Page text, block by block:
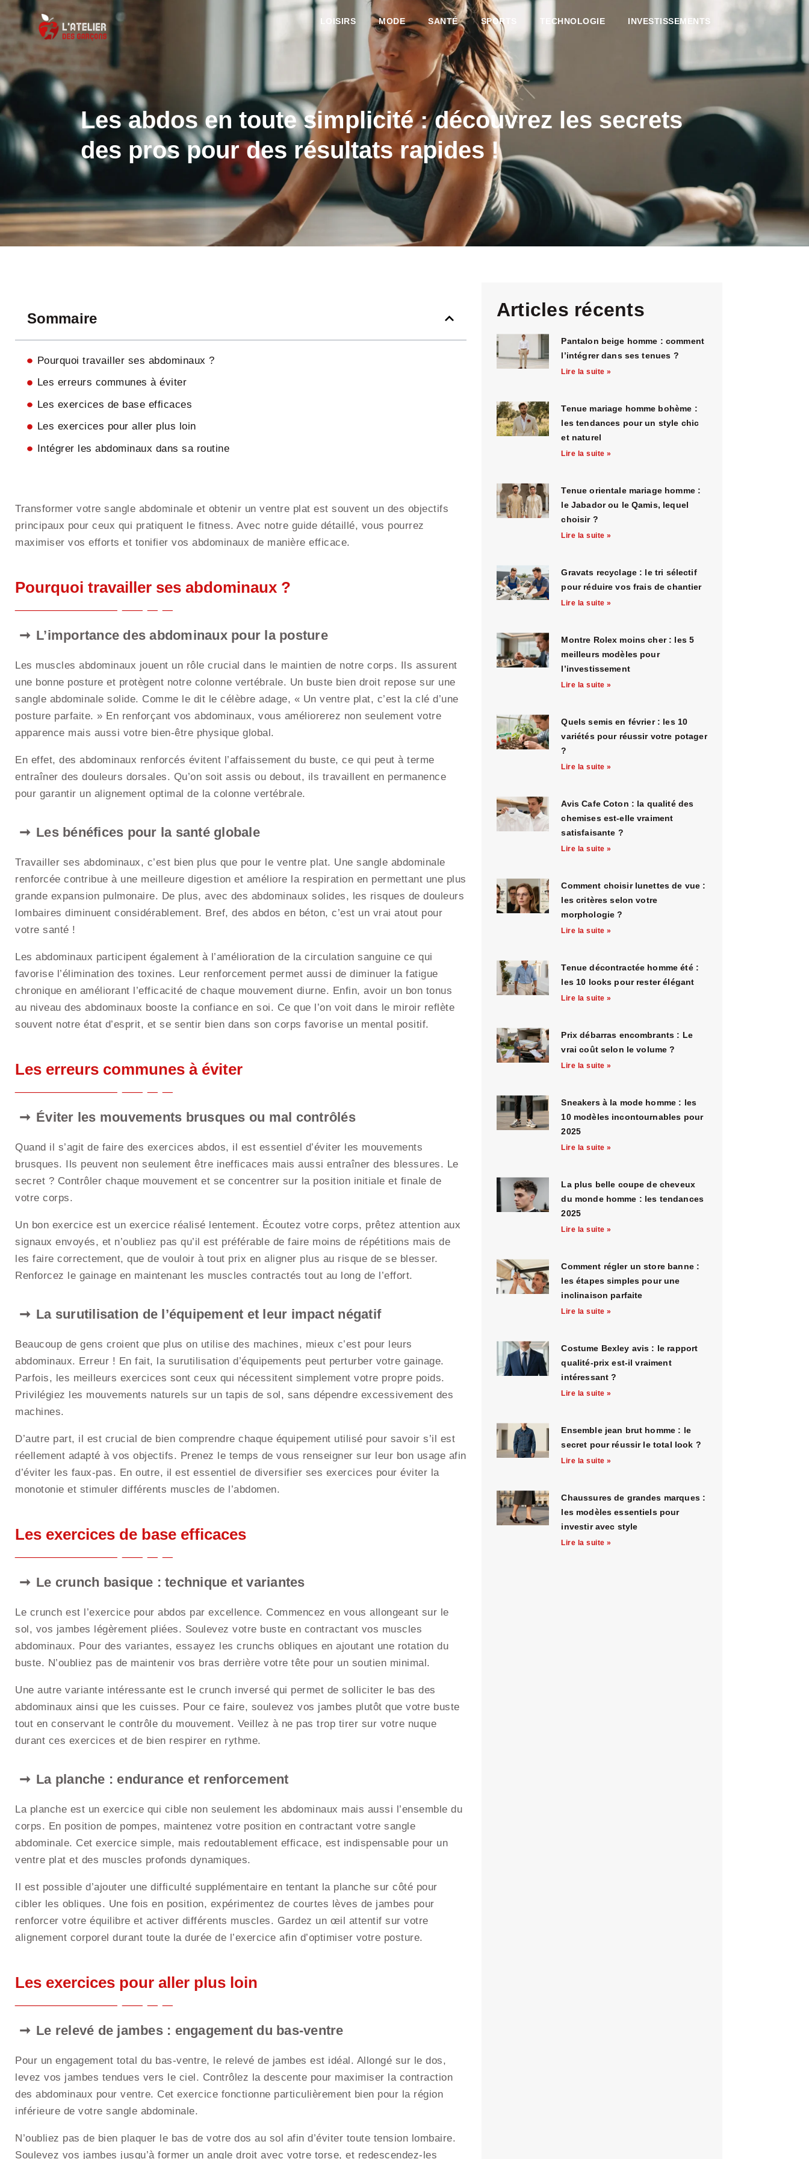
LOISIRS MODE SANTÉ SPORTS TECHNOLOGIE INVESTISSEMENTS
Les abdos en toute simplicité : découvrez les secrets
des pros pour des résultats rapides !
Sommaire
Pourquoi travailler ses abdominaux ?
Les erreurs communes à éviter
Les exercices de base efficaces
Les exercices pour aller plus loin
Intégrer les abdominaux dans sa routine
Transformer votre sangle abdominale et obtenir un ventre plat est souvent un des objectifs
principaux pour ceux qui pratiquent le fitness. Avec notre guide détaillé, vous pourrez
maximiser vos efforts et tonifier vos abdominaux de manière efficace.
Pourquoi travailler ses abdominaux ?
L’importance des abdominaux pour la posture
Les muscles abdominaux jouent un rôle crucial dans le maintien de notre corps. Ils assurent
une bonne posture et protègent notre colonne vertébrale. Un buste bien droit repose sur une
sangle abdominale solide. Comme le dit le célèbre adage, « Un ventre plat, c’est la clé d’une
posture parfaite. » En renforçant vos abdominaux, vous améliorerez non seulement votre
apparence mais aussi votre bien-être physique global.
En effet, des abdominaux renforcés évitent l’affaissement du buste, ce qui peut à terme
entraîner des douleurs dorsales. Qu’on soit assis ou debout, ils travaillent en permanence
pour garantir un alignement optimal de la colonne vertébrale.
Les bénéfices pour la santé globale
Travailler ses abdominaux, c’est bien plus que pour le ventre plat. Une sangle abdominale
renforcée contribue à une meilleure digestion et améliore la respiration en permettant une plus
grande expansion pulmonaire. De plus, avec des abdominaux solides, les risques de douleurs
lombaires diminuent considérablement. Bref, des abdos en béton, c’est un vrai atout pour
votre santé !
Les abdominaux participent également à l’amélioration de la circulation sanguine ce qui
favorise l’élimination des toxines. Leur renforcement permet aussi de diminuer la fatigue
chronique en améliorant l’efficacité de chaque mouvement diurne. Enfin, avoir un bon tonus
au niveau des abdominaux booste la confiance en soi. Ce que l’on voit dans le miroir reflète
souvent notre état d’esprit, et se sentir bien dans son corps favorise un mental positif.
Les erreurs communes à éviter
Éviter les mouvements brusques ou mal contrôlés
Quand il s’agit de faire des exercices abdos, il est essentiel d’éviter les mouvements
brusques. Ils peuvent non seulement être inefficaces mais aussi entraîner des blessures. Le
secret ? Contrôler chaque mouvement et se concentrer sur la position initiale et finale de
votre corps.
Un bon exercice est un exercice réalisé lentement. Écoutez votre corps, prêtez attention aux
signaux envoyés, et n’oubliez pas qu’il est préférable de faire moins de répétitions mais de
les faire correctement, que de vouloir à tout prix en aligner plus au risque de se blesser.
Renforcez le gainage en maintenant les muscles contractés tout au long de l’effort.
La surutilisation de l’équipement et leur impact négatif
Beaucoup de gens croient que plus on utilise des machines, mieux c’est pour leurs
abdominaux. Erreur ! En fait, la surutilisation d’équipements peut perturber votre gainage.
Parfois, les meilleurs exercices sont ceux qui nécessitent simplement votre propre poids.
Privilégiez les mouvements naturels sur un tapis de sol, sans dépendre excessivement des
machines.
D’autre part, il est crucial de bien comprendre chaque équipement utilisé pour savoir s’il est
réellement adapté à vos objectifs. Prenez le temps de vous renseigner sur leur bon usage afin
d’éviter les faux-pas. En outre, il est essentiel de diversifier ses exercices pour éviter la
monotonie et stimuler différents muscles de l’abdomen.
Les exercices de base efficaces
Le crunch basique : technique et variantes
Le crunch est l’exercice pour abdos par excellence. Commencez en vous allongeant sur le
sol, vos jambes légèrement pliées. Soulevez votre buste en contractant vos muscles
abdominaux. Pour des variantes, essayez les crunchs obliques en ajoutant une rotation du
buste. N’oubliez pas de maintenir vos bras derrière votre tête pour un soutien minimal.
Une autre variante intéressante est le crunch inversé qui permet de solliciter le bas des
abdominaux ainsi que les cuisses. Pour ce faire, soulevez vos jambes plutôt que votre buste
tout en conservant le contrôle du mouvement. Veillez à ne pas trop tirer sur votre nuque
durant ces exercices et de bien respirer en rythme.
La planche : endurance et renforcement
La planche est un exercice qui cible non seulement les abdominaux mais aussi l’ensemble du
corps. En position de pompes, maintenez votre position en contractant votre sangle
abdominale. Cet exercice simple, mais redoutablement efficace, est indispensable pour un
ventre plat et des muscles profonds dynamiques.
Il est possible d’ajouter une difficulté supplémentaire en tentant la planche sur côté pour
cibler les obliques. Une fois en position, expérimentez de courtes lèves de jambes pour
renforcer votre équilibre et activer différents muscles. Gardez un œil attentif sur votre
alignement corporel durant toute la durée de l’exercice afin d’optimiser votre posture.
Les exercices pour aller plus loin
Le relevé de jambes : engagement du bas-ventre
Pour un engagement total du bas-ventre, le relevé de jambes est idéal. Allongé sur le dos,
levez vos jambes tendues vers le ciel. Contrôlez la descente pour maximiser la contraction
des abdominaux pour ventre. Cet exercice fonctionne particulièrement bien pour la région
inférieure de votre sangle abdominale.
N’oubliez pas de bien plaquer le bas de votre dos au sol afin d’éviter toute tension lombaire.
Soulevez vos jambes jusqu’à former un angle droit avec votre torse, et redescendez-les
Articles récents
Pantalon beige homme : comment
l’intégrer dans ses tenues ?
Lire la suite »
Tenue mariage homme bohème :
les tendances pour un style chic
et naturel
Lire la suite »
Tenue orientale mariage homme :
le Jabador ou le Qamis, lequel
choisir ?
Lire la suite »
Gravats recyclage : le tri sélectif
pour réduire vos frais de chantier
Lire la suite »
Montre Rolex moins cher : les 5
meilleurs modèles pour
l’investissement
Lire la suite »
Quels semis en février : les 10
variétés pour réussir votre potager
?
Lire la suite »
Avis Cafe Coton : la qualité des
chemises est-elle vraiment
satisfaisante ?
Lire la suite »
Comment choisir lunettes de vue :
les critères selon votre
morphologie ?
Lire la suite »
Tenue décontractée homme été :
les 10 looks pour rester élégant
Lire la suite »
Prix débarras encombrants : Le
vrai coût selon le volume ?
Lire la suite »
Sneakers à la mode homme : les
10 modèles incontournables pour
2025
Lire la suite »
La plus belle coupe de cheveux
du monde homme : les tendances
2025
Lire la suite »
Comment régler un store banne :
les étapes simples pour une
inclinaison parfaite
Lire la suite »
Costume Bexley avis : le rapport
qualité-prix est-il vraiment
intéressant ?
Lire la suite »
Ensemble jean brut homme : le
secret pour réussir le total look ?
Lire la suite »
Chaussures de grandes marques :
les modèles essentiels pour
investir avec style
Lire la suite »